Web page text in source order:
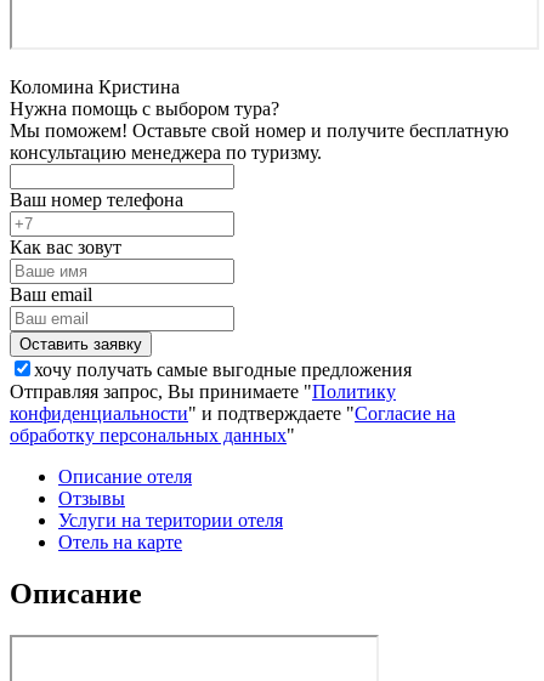
Коломина Кристина
Нужна помощь с выбором тура?
Мы поможем! Оставьте свой номер и получите бесплатную
консультацию менеджера по туризму.
Ваш номер телефона
Как вас зовут
Ваш email
хочу получать самые выгодные предложения
Отправляя запрос, Вы принимаете "Политику
конфиденциальности" и подтверждаете "Согласие на
обработку персональных данных"
Описание отеля
Отзывы
Услуги на територии отеля
Отель на карте
Описание